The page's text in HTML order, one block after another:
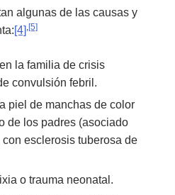
algunas de las causas y
[4] [5]
la familia de crisis
convulsión febril.
piel de manchas de color
de los padres (asociado
esclerosis tuberosa de
o trauma neonatal.